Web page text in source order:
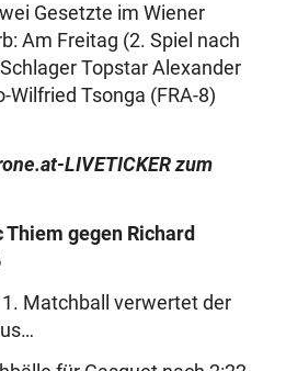
Gesetzte im Wiener
Am Freitag (2. Spiel nach
Topstar Alexander
Wilfried Tsonga (FRA-8)
LIVETICKER zum
gegen Richard
1. Matchball verwertet der